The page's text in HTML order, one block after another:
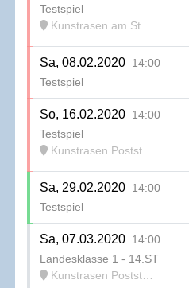
Testspiel
Kunstrasen am Stadion LSZ
Sa, 08.02.2020 14:00
Testspiel
So, 16.02.2020 14:00
Testspiel
Kunstrasen Poststraße
Sa, 29.02.2020 14:00
Testspiel
Sa, 07.03.2020 14:00
Landesklasse 1 - 14.ST
Kunstrasen Poststraße